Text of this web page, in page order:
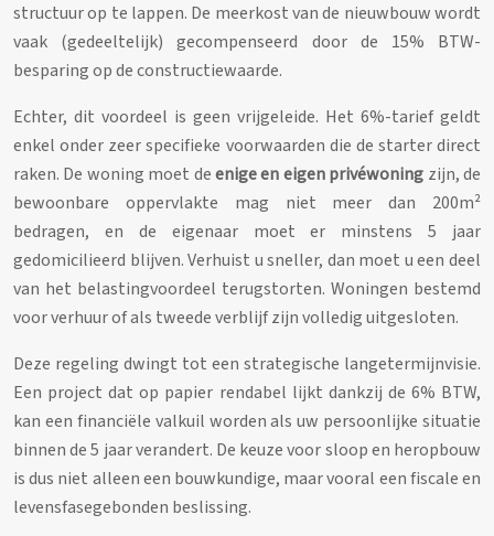
structuur op te lappen. De meerkost van de nieuwbouw wordt
vaak (gedeeltelijk) gecompenseerd door de 15% BTW-
besparing op de constructiewaarde.
Echter, dit voordeel is geen vrijgeleide. Het 6%-tarief geldt
enkel onder zeer specifieke voorwaarden die de starter direct
raken. De woning moet deenige en eigen privéwoning zijn, de
bewoonbare oppervlakte mag niet meer dan 200m²
bedragen, en de eigenaar moet er minstens 5 jaar
gedomicilieerd blijven. Verhuist u sneller, dan moet u een deel
van het belastingvoordeel terugstorten. Woningen bestemd
voor verhuur of als tweede verblijf zijn volledig uitgesloten.
Deze regeling dwingt tot een strategische langetermijnvisie.
Een project dat op papier rendabel lijkt dankzij de 6% BTW,
kan een financiële valkuil worden als uw persoonlijke situatie
binnen de 5 jaar verandert. De keuze voor sloop en heropbouw
is dus niet alleen een bouwkundige, maar vooral een fiscale en
levensfasegebonden beslissing.